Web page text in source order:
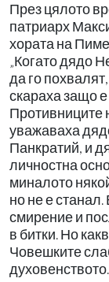
През цялото
патриарх
хората на
„Когато дядо
да го
скараха защо
Противниците
уважаваха
Панкратий, и
личностна
миналото
но не е
смирение и
в битки. Но
Човешките